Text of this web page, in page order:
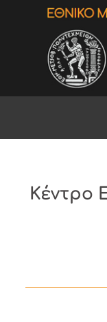
Κέντρο